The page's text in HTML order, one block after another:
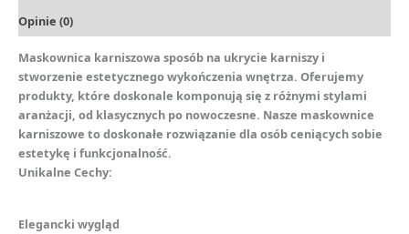
Opinie (0)
Maskownica karniszowa sposób na ukrycie karniszy i
stworzenie estetycznego wykończenia wnętrza. Oferujemy
produkty, które doskonale komponują się z różnymi stylami
aranżacji, od klasycznych po nowoczesne. Nasze maskownice
karniszowe to doskonałe rozwiązanie dla osób ceniących sobie
estetykę i funkcjonalność.
Unikalne Cechy:
Elegancki wygląd